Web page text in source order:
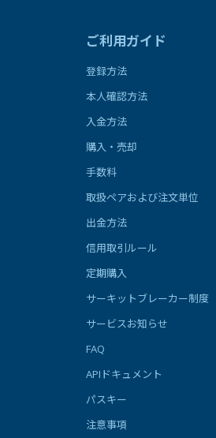
ご利用ガイド
登録方法
本人確認方法
入金方法
購入・売却
手数料
取扱ペアおよび注文単位
出金方法
信用取引ルール
定期購入
サーキットブレーカー制度
サービスお知らせ
FAQ
APIドキュメント
パスキー
注意事項